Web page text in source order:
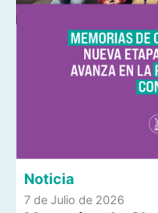
Noticia
7 de Julio de 2026